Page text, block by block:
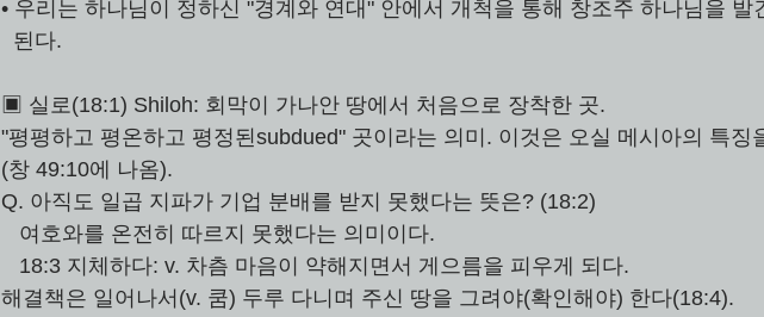
• 우리는 하나님이 정하신 "경계와 연대" 안에서 개척을 통해 창조주 하나님을 발
  된다.
▣ 실로(18:1) Shiloh: 회막이 가나안 땅에서 처음으로 장착한 곳.
"평평하고 평온하고 평정된subdued" 곳이라는 의미. 이것은 오실 메시아의 특징
(창 49:10에 나옴).
Q. 아직도 일곱 지파가 기업 분배를 받지 못했다는 뜻은? (18:2)
   여호와를 온전히 따르지 못했다는 의미이다.
   18:3 지체하다: v. 차츰 마음이 약해지면서 게으름을 피우게 되다.
해결책은 일어나서(v. 쿰) 두루 다니며 주신 땅을 그려야(확인해야) 한다(18:4).